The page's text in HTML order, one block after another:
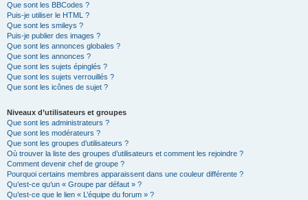
Que sont les BBCodes ?
Puis-je utiliser le HTML ?
Que sont les smileys ?
Puis-je publier des images ?
Que sont les annonces globales ?
Que sont les annonces ?
Que sont les sujets épinglés ?
Que sont les sujets verrouillés ?
Que sont les icônes de sujet ?
Niveaux d’utilisateurs et groupes
Que sont les administrateurs ?
Que sont les modérateurs ?
Que sont les groupes d’utilisateurs ?
Où trouver la liste des groupes d’utilisateurs et comment les rejoindre ?
Comment devenir chef de groupe ?
Pourquoi certains membres apparaissent dans une couleur différente ?
Qu’est-ce qu’un « Groupe par défaut » ?
Qu’est-ce que le lien « L’équipe du forum » ?